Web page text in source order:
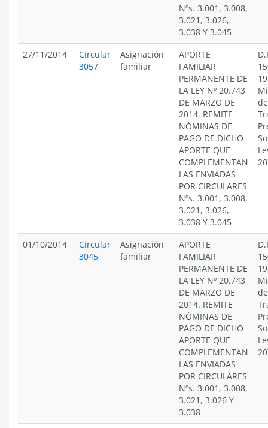
Nºs. 3.001, 3.008,
3.021, 3.026,
3.038 Y 3.045
27/11/2014
Circular
3057
Asignación
familiar
APORTE
FAMILIAR
PERMANENTE DE
LA LEY Nº 20.743
DE MARZO DE
2014. REMITE
NÓMINAS DE
PAGO DE DICHO
APORTE QUE
COMPLEMENTAN
LAS ENVIADAS
POR CIRCULARES
Nºs. 3.001, 3.008,
3.021, 3.026,
3.038 Y 3.045
01/10/2014
Circular
3045
Asignación
familiar
APORTE
FAMILIAR
PERMANENTE DE
LA LEY Nº 20.743
DE MARZO DE
2014. REMITE
NÓMINAS DE
PAGO DE DICHO
APORTE QUE
COMPLEMENTAN
LAS ENVIADAS
POR CIRCULARES
Nºs. 3.001, 3.008,
3.021, 3.026 Y
3.038